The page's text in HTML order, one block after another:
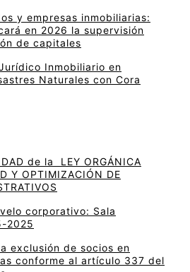
y empresas inmobiliarias:
en 2026 la supervisión
de capitales
Inmobiliario en
Naturales con Cora
de la LEY ORGÁNICA
Y OPTIMIZACIÓN DE
corporativo: Sala
2025
exclusión de socios en
conforme al artículo 337 del